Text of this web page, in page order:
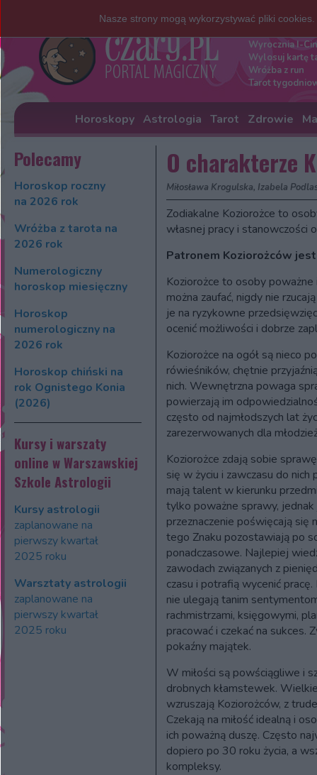
Darmowe
Wyrocznia I-
Wylosuj kartę
Wróżba z run
Tarot
Horoskopy Astrologia Tarot Zdrowie
Polecamy
Horoskop roczny
na 2026 rok
Wróżba z tarota na
2026 rok
Numerologiczny
horoskop miesięczny
Horoskop
numerologiczny na
2026 rok
Horoskop chiński na
rok Ognistego Konia
(2026)
Kursy i warszaty
online w Warszawskiej
Szkole Astrologii
Kursy astrologii
zaplanowane na
pierwszy kwartał
2025 roku
Warsztaty astrologii
zaplanowane na
pierwszy kwartał
2025 roku
O charakterze
Miłosława Krogulska, Izabela
Zodiakalne Koziorożce to
własnej pracy i stanowczości
Patronem Koziorożców
Koziorożce to osoby
można zaufać, nigdy nie
je na ryzykowne
ocenić możliwości i dobrze
Koziorożce na ogół są nieco
rówieśników, chętnie
nich. Wewnętrzna powaga
powierzają im
często od najmłodszych lat
zarezerwowanych dla
Koziorożce zdają sobie
się w życiu i zawczasu do
mają talent w kierunku
tylko poważne sprawy,
przeznaczenie poświęcają się
tego Znaku pozostawiają po
ponadczasowe. Najlepiej
zawodach związanych z
czasu i potrafią wycenić
nie ulegają tanim
rachmistrzami, księgowymi,
pracować i czekać na sukces.
pokaźny majątek.
W miłości są powściągliwe i
drobnych kłamstewek.
wzruszają Koziorożców, z
Czekają na miłość idealną i
ich poważną duszę. Często
dopiero po 30 roku życia, a
kompleksy.
Nasze strony mogą wykorzystywać pliki cookies.